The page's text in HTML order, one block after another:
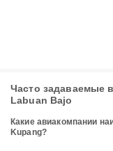
Часто задаваемые
Labuan Bajo
Какие авиакомпании
Kupang?